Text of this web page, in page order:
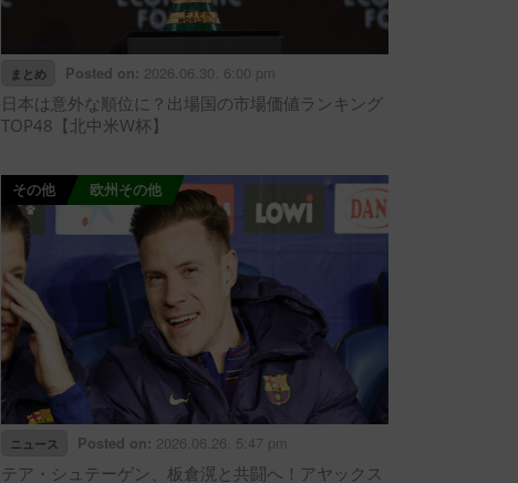
まとめ Posted on: 2026.06.30. 6:00 pm
日本は意外な順位に？出場国の市場価値ランキング
TOP48【北中米W杯】
その他 欧州その他
ニュース Posted on: 2026.06.26. 5:47 pm
テア・シュテーゲン、板倉滉と共闘へ！アヤックス